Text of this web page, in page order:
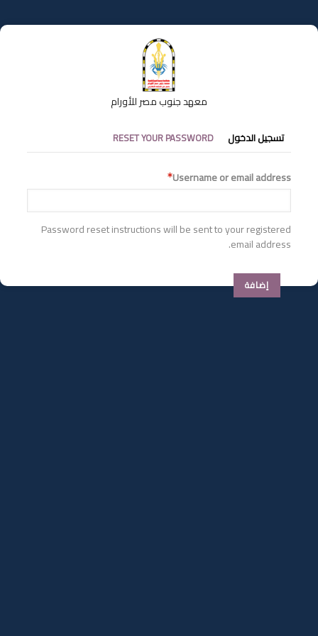
إلى
المحتوى
معهد جنوب مصر للأورام
التبويبات
الأساسية
تسجيل الدخول RESET YOUR PASSWORD
Username or email address
Password reset instructions will be sent to your registered
email address.